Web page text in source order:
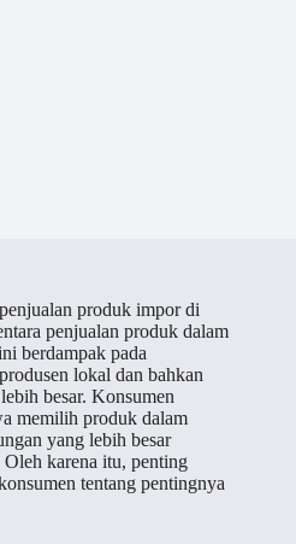
produk impor di
penjualan produk dalam
berdampak pada
lokal dan bahkan
besar. Konsumen
memilih produk dalam
yang lebih besar
karena itu, penting
tentang pentingnya